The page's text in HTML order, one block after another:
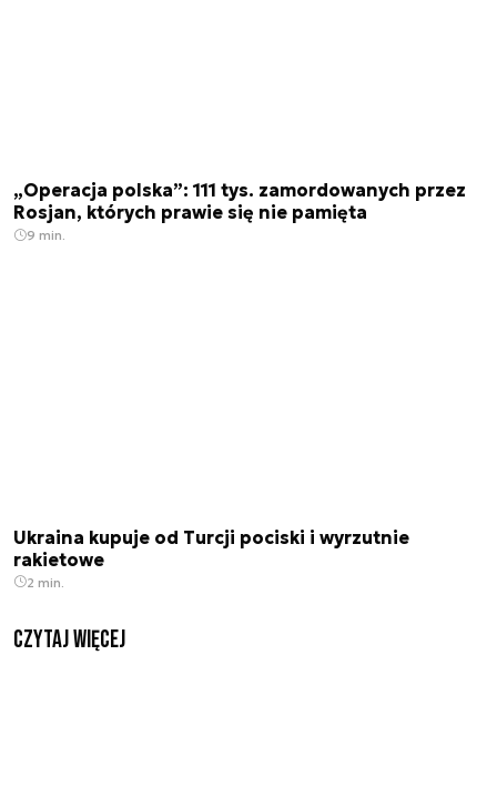
„Operacja polska”: 111 tys. zamordowanych przez
Rosjan, których prawie się nie pamięta
9 min.
Ukraina kupuje od Turcji pociski i wyrzutnie
rakietowe
2 min.
czytaj więcej